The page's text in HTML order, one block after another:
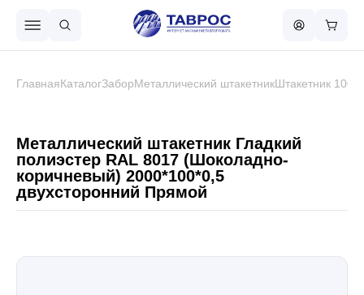
Металлочерепица
ГлавнаяКаталогЗаборМеталлический штакетникШтакетник 100
Металлический штакетник Гладкий
полиэстер RAL 8017 (Шоколадно-
коричневый) 2000*100*0,5
двухсторонний Прямой